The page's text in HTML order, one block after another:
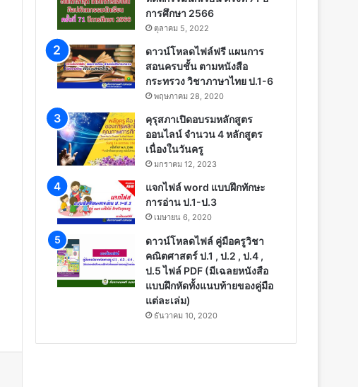
การศึกษา 2566
ตุลาคม 5, 2022
ดาวน์โหลดไฟล์ฟรี แผนการ
สอนครบชั้น ตามหนังสือ
กระทรวง วิชาภาษาไทย ป.1-6
พฤษภาคม 28, 2020
คุรุสภาเปิดอบรมหลักสูตร
ออนไลน์ จำนวน 4 หลักสูตร
เนื่องในวันครู
มกราคม 12, 2023
แจกไฟล์ word แบบฝึกทักษะ
การอ่าน ป.1-ป.3
เมษายน 6, 2020
ดาวน์โหลดไฟล์ คู่มือครูวิชา
คณิตศาสตร์ ป.1 , ป.2 , ป.4 ,
ป.5 ไฟล์ PDF (มีเฉลยหนังสือ
แบบฝึกหัดทั้งแนบท้ายของคู่มือ
แต่ละเล่ม)
ธันวาคม 10, 2020